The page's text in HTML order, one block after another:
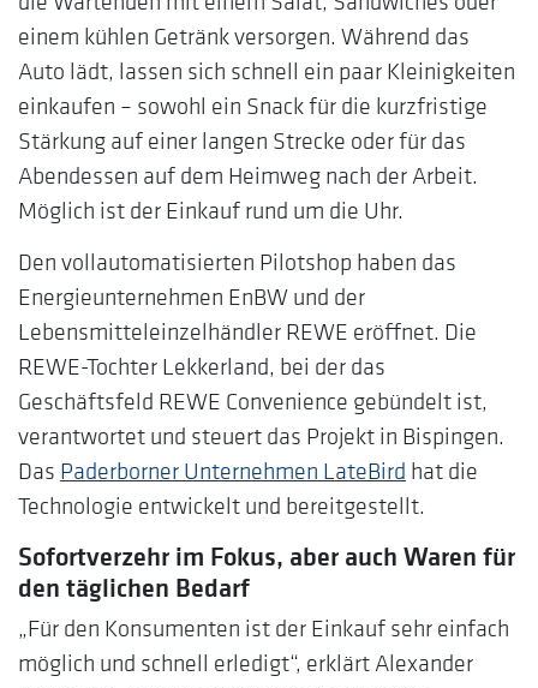
einem kühlen Getränk versorgen. Während das
Auto lädt, lassen sich schnell ein paar Kleinigkeiten
einkaufen – sowohl ein Snack für die kurzfristige
Stärkung auf einer langen Strecke oder für das
Abendessen auf dem Heimweg nach der Arbeit.
Möglich ist der Einkauf rund um die Uhr.
Den vollautomatisierten Pilotshop haben das
Energieunternehmen EnBW und der
Lebensmitteleinzelhändler REWE eröffnet. Die
REWE-Tochter Lekkerland, bei der das
Geschäftsfeld REWE Convenience gebündelt ist,
verantwortet und steuert das Projekt in Bispingen.
Das Paderborner Unternehmen LateBird hat die
Technologie entwickelt und bereitgestellt.
Sofortverzehr im Fokus, aber auch Waren für
den täglichen Bedarf
„Für den Konsumenten ist der Einkauf sehr einfach
möglich und schnell erledigt“, erklärt Alexander